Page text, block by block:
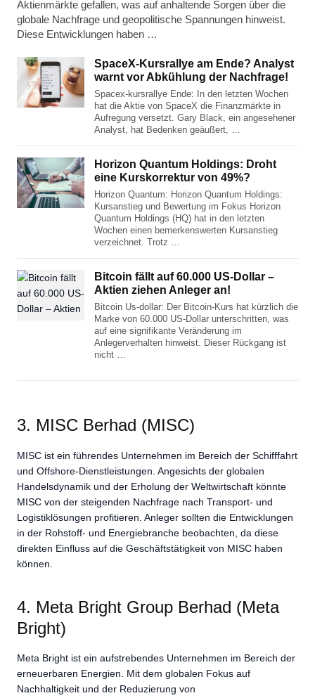
Aktienmärkte gefallen, was auf anhaltende Sorgen über die
globale Nachfrage und geopolitische Spannungen hinweist.
Diese Entwicklungen haben …
SpaceX-Kursrallye am Ende? Analyst
warnt vor Abkühlung der Nachfrage!
Spacex-kursrallye Ende: In den letzten Wochen
hat die Aktie von SpaceX die Finanzmärkte in
Aufregung versetzt. Gary Black, ein angesehener
Analyst, hat Bedenken geäußert, …
Horizon Quantum Holdings: Droht
eine Kurskorrektur von 49%?
Horizon Quantum: Horizon Quantum Holdings:
Kursanstieg und Bewertung im Fokus Horizon
Quantum Holdings (HQ) hat in den letzten
Wochen einen bemerkenswerten Kursanstieg
verzeichnet. Trotz …
Bitcoin fällt auf 60.000 US-Dollar –
Aktien ziehen Anleger an!
Bitcoin Us-dollar: Der Bitcoin-Kurs hat kürzlich die
Marke von 60.000 US-Dollar unterschritten, was
auf eine signifikante Veränderung im
Anlegerverhalten hinweist. Dieser Rückgang ist
nicht …
3. MISC Berhad (MISC)
MISC ist ein führendes Unternehmen im Bereich der Schifffahrt
und Offshore-Dienstleistungen. Angesichts der globalen
Handelsdynamik und der Erholung der Weltwirtschaft könnte
MISC von der steigenden Nachfrage nach Transport- und
Logistiklösungen profitieren. Anleger sollten die Entwicklungen
in der Rohstoff- und Energiebranche beobachten, da diese
direkten Einfluss auf die Geschäftstätigkeit von MISC haben
können.
4. Meta Bright Group Berhad (Meta
Bright)
Meta Bright ist ein aufstrebendes Unternehmen im Bereich der
erneuerbaren Energien. Mit dem globalen Fokus auf
Nachhaltigkeit und der Reduzierung von